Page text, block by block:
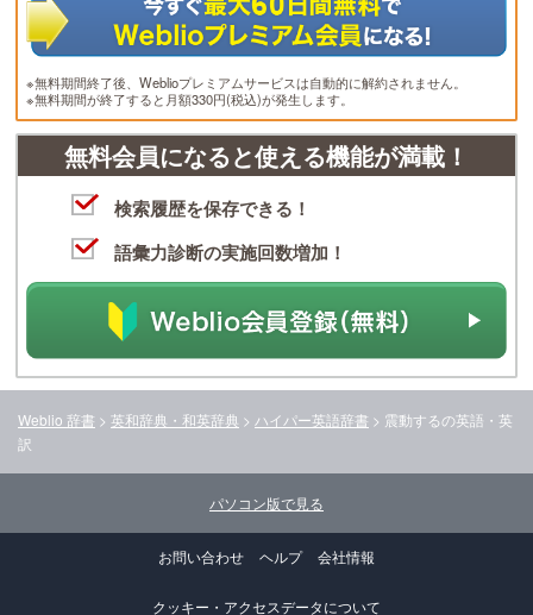
※無料期間終了後、Weblioプレミアムサービスは自動的に解約されません。
※無料期間が終了すると月額330円(税込)が発生します。
無料会員になると使える機能が満載！
検索履歴を保存できる！
語彙力診断の実施回数増加！
Weblio 辞書 > 英和辞典・和英辞典 > ハイパー英語辞書 > 震動するの英語・英
訳
パソコン版で見る
お問い合わせ ヘルプ 会社情報
クッキー・アクセスデータについて